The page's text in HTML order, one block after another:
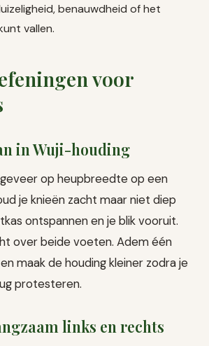
benauwdheid of het
vallen.
voor
in Wuji-houding
op heupbreedte op een
je knieën zacht maar niet diep
ontspannen en je blik vooruit.
over beide voeten. Adem één
maak de houding kleiner zodra je
protesteren.
links en rechts